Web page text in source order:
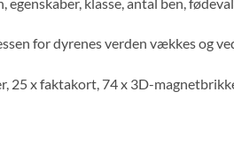
for dyrenes verden vækkes og
25 x faktakort, 74 x 3D-